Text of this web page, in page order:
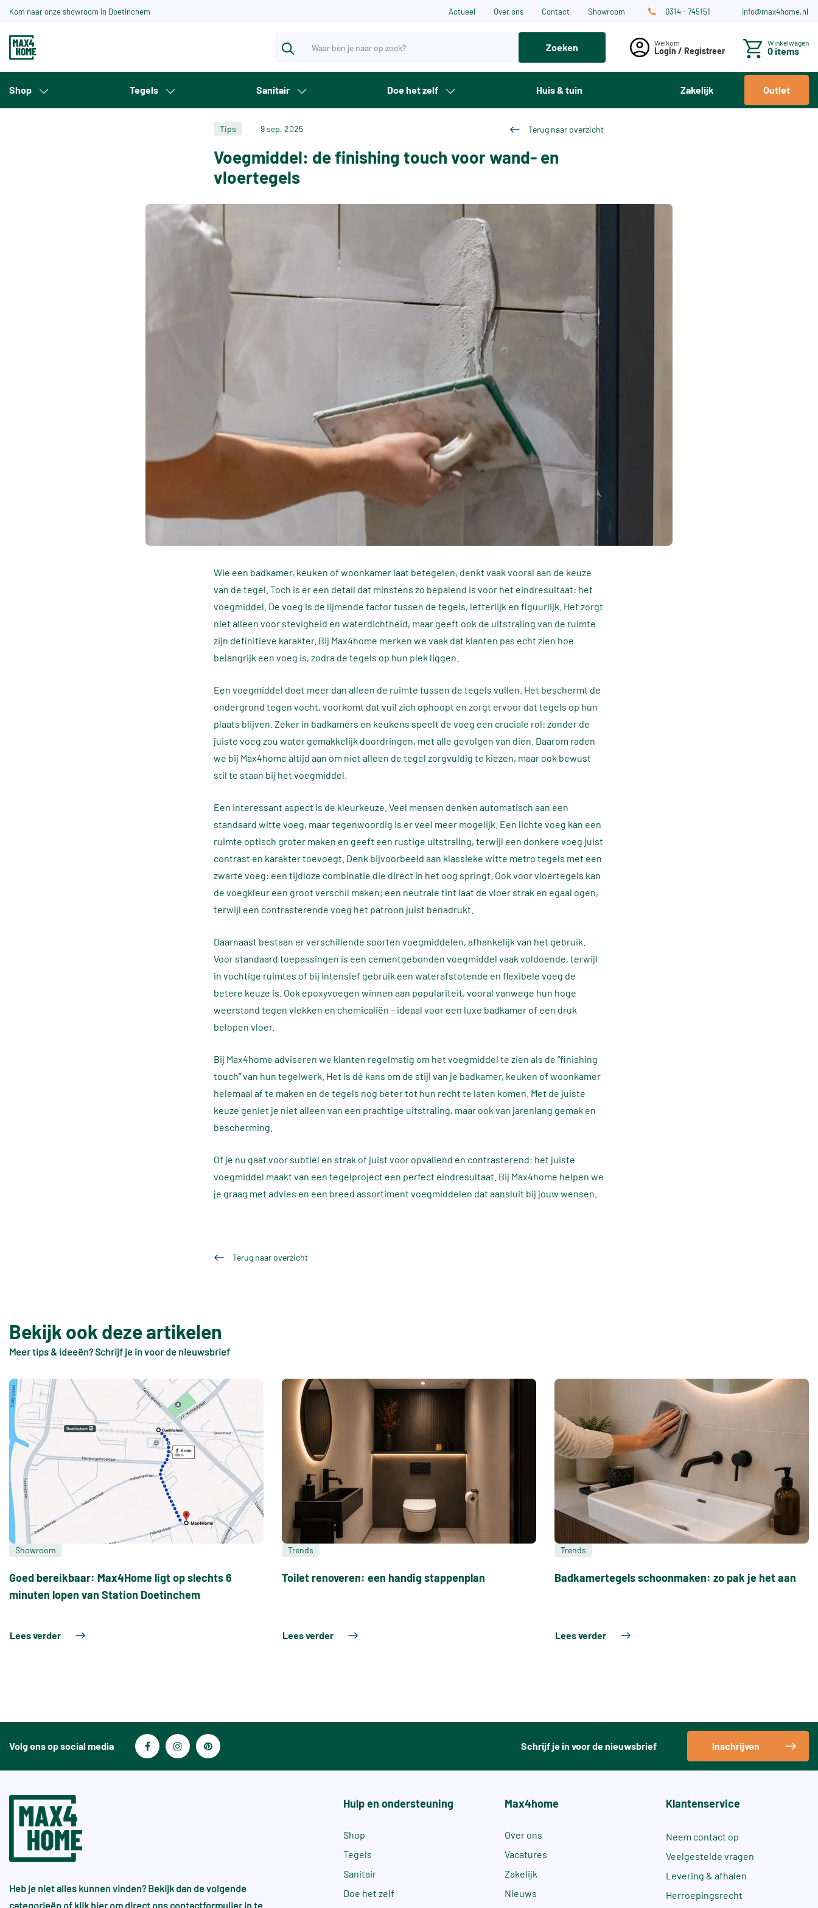
Kom naar onze showroom in Doetinchem Actueel Over ons Contact Showroom 0314 - 745151 info@max4home.nl
Zoeken Login / Registreer
Winkelwagen
0 items
Shop Tegels Sanitair Doe het zelf Huis & tuin Zakelijk Outlet
Tips 9 sep. 2025 Terug naar overzicht
Voegmiddel: de finishing touch voor wand- en
vloertegels
Wie een badkamer, keuken of woonkamer laat betegelen, denkt vaak vooral aan de keuze
van de tegel. Toch is er een detail dat minstens zo bepalend is voor het eindresultaat: het
voegmiddel. De voeg is de lijmende factor tussen de tegels, letterlijk en figuurlijk. Het zorgt
niet alleen voor stevigheid en waterdichtheid, maar geeft ook de uitstraling van de ruimte
zijn definitieve karakter. Bij Max4home merken we vaak dat klanten pas echt zien hoe
belangrijk een voeg is, zodra de tegels op hun plek liggen.
Een voegmiddel doet meer dan alleen de ruimte tussen de tegels vullen. Het beschermt de
ondergrond tegen vocht, voorkomt dat vuil zich ophoopt en zorgt ervoor dat tegels op hun
plaats blijven. Zeker in badkamers en keukens speelt de voeg een cruciale rol: zonder de
juiste voeg zou water gemakkelijk doordringen, met alle gevolgen van dien. Daarom raden
we bij Max4home altijd aan om niet alleen de tegel zorgvuldig te kiezen, maar ook bewust
stil te staan bij het voegmiddel.
Een interessant aspect is de kleurkeuze. Veel mensen denken automatisch aan een
standaard witte voeg, maar tegenwoordig is er veel meer mogelijk. Een lichte voeg kan een
ruimte optisch groter maken en geeft een rustige uitstraling, terwijl een donkere voeg juist
contrast en karakter toevoegt. Denk bijvoorbeeld aan klassieke witte metro tegels met een
zwarte voeg: een tijdloze combinatie die direct in het oog springt. Ook voor vloertegels kan
de voegkleur een groot verschil maken; een neutrale tint laat de vloer strak en egaal ogen,
terwijl een contrasterende voeg het patroon juist benadrukt.
Daarnaast bestaan er verschillende soorten voegmiddelen, afhankelijk van het gebruik.
Voor standaard toepassingen is een cementgebonden voegmiddel vaak voldoende, terwijl
in vochtige ruimtes of bij intensief gebruik een waterafstotende en flexibele voeg de
betere keuze is. Ook epoxyvoegen winnen aan populariteit, vooral vanwege hun hoge
weerstand tegen vlekken en chemicaliën – ideaal voor een luxe badkamer of een druk
belopen vloer.
Bij Max4home adviseren we klanten regelmatig om het voegmiddel te zien als de “finishing
touch” van hun tegelwerk. Het is dé kans om de stijl van je badkamer, keuken of woonkamer
helemaal af te maken en de tegels nog beter tot hun recht te laten komen. Met de juiste
keuze geniet je niet alleen van een prachtige uitstraling, maar ook van jarenlang gemak en
bescherming.
Of je nu gaat voor subtiel en strak of juist voor opvallend en contrasterend: het juiste
voegmiddel maakt van een tegelproject een perfect eindresultaat. Bij Max4home helpen we
je graag met advies en een breed assortiment voegmiddelen dat aansluit bij jouw wensen.
Terug naar overzicht
Bekijk ook deze artikelen
Meer tips & ideeën? Schrijf je in voor de nieuwsbrief
Showroom
Goed bereikbaar: Max4Home ligt op slechts 6
minuten lopen van Station Doetinchem
Lees verder
Trends
Toilet renoveren: een handig stappenplan
Lees verder
Trends
Badkamertegels schoonmaken: zo pak je het aan
Lees verder
Volg ons op social media Schrijf je in voor de nieuwsbrief Inschrijven
Heb je niet alles kunnen vinden? Bekijk dan de volgende
categorieën of klik hier om direct ons contactformulier in te
Hulp en ondersteuning
Shop
Tegels
Sanitair
Doe het zelf
Max4home
Over ons
Vacatures
Zakelijk
Nieuws
Klantenservice
Neem contact op
Veelgestelde vragen
Levering & afhalen
Herroepingsrecht